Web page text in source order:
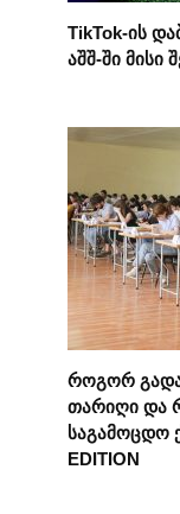
TikTok-ის
აშშ-ში მისი
როგორ
თარიღი და
საგამოცდო
EDITION